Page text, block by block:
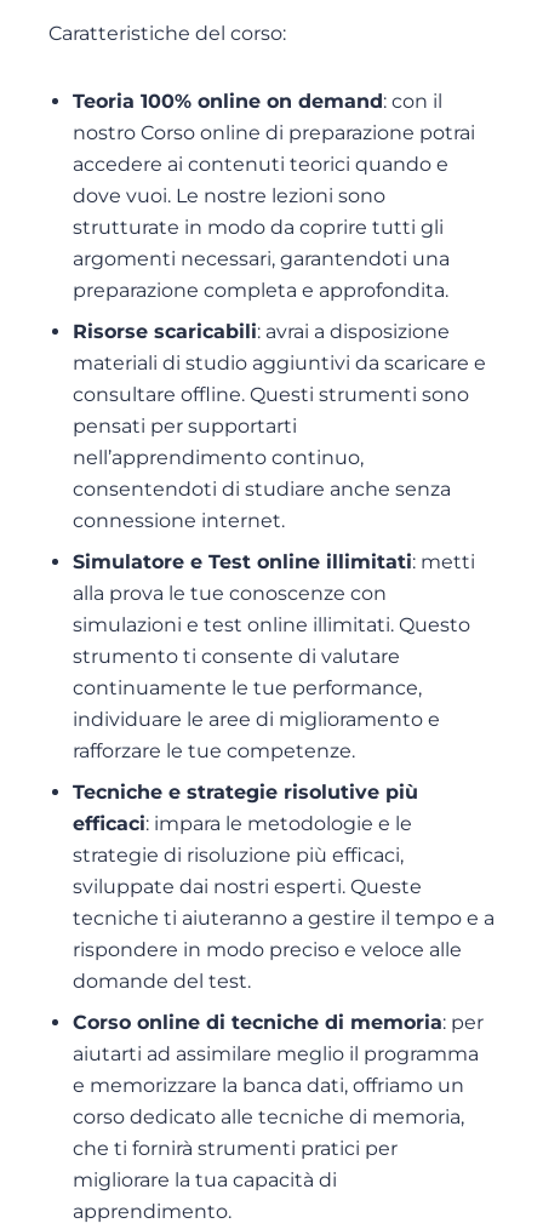
Caratteristiche del corso:
Teoria 100% online on demand: con il
nostro Corso online di preparazione potrai
accedere ai contenuti teorici quando e
dove vuoi. Le nostre lezioni sono
strutturate in modo da coprire tutti gli
argomenti necessari, garantendoti una
preparazione completa e approfondita.
Risorse scaricabili: avrai a disposizione
materiali di studio aggiuntivi da scaricare e
consultare offline. Questi strumenti sono
pensati per supportarti
nell’apprendimento continuo,
consentendoti di studiare anche senza
connessione internet.
Simulatore e Test online illimitati: metti
alla prova le tue conoscenze con
simulazioni e test online illimitati. Questo
strumento ti consente di valutare
continuamente le tue performance,
individuare le aree di miglioramento e
rafforzare le tue competenze.
Tecniche e strategie risolutive più
efficaci: impara le metodologie e le
strategie di risoluzione più efficaci,
sviluppate dai nostri esperti. Queste
tecniche ti aiuteranno a gestire il tempo e a
rispondere in modo preciso e veloce alle
domande del test.
Corso online di tecniche di memoria: per
aiutarti ad assimilare meglio il programma
e memorizzare la banca dati, offriamo un
corso dedicato alle tecniche di memoria,
che ti fornirà strumenti pratici per
migliorare la tua capacità di
apprendimento.